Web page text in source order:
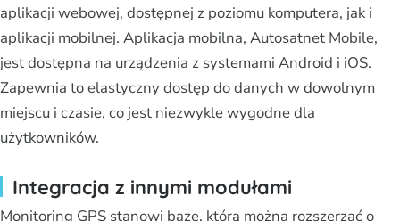
aplikacji webowej, dostępnej z poziomu komputera, jak i
aplikacji mobilnej. Aplikacja mobilna, Autosatnet Mobile,
jest dostępna na urządzenia z systemami Android i iOS.
Zapewnia to elastyczny dostęp do danych w dowolnym
miejscu i czasie, co jest niezwykle wygodne dla
użytkowników.
Integracja z innymi modułami
Monitoring GPS stanowi bazę, którą można rozszerzać o